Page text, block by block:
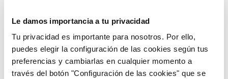
Le damos importancia a tu privacidad
Tu privacidad es importante para nosotros. Por ello,
puedes elegir la configuración de las cookies según tus
preferencias y cambiarlas en cualquier momento a
través del botón "Configuración de las cookies" que se
event OTROS EVENTOS